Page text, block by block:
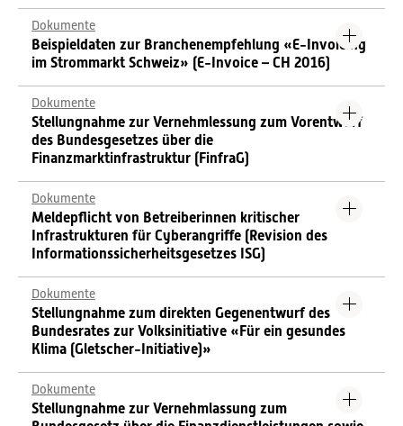
Dokumente
Beispieldaten zur Branchenempfehlung «E-Invoicing
im Strommarkt Schweiz» (E-Invoice – CH 2016)
Dokumente
Stellungnahme zur Vernehmlessung zum Vorentwurf
des Bundesgesetzes über die
Finanzmarktinfrastruktur (FinfraG)
Dokumente
Meldepflicht von Betreiberinnen kritischer
Infrastrukturen für Cyberangriffe (Revision des
Informationssicherheitsgesetzes ISG)
Dokumente
Stellungnahme zum direkten Gegenentwurf des
Bundesrates zur Volksinitiative «Für ein gesundes
Klima (Gletscher-Initiative)»
Dokumente
Stellungnahme zur Vernehmlassung zum